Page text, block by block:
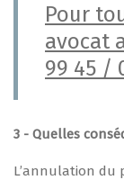
Pour
avocat
99 45 /
3 - Quelles
L’annulation du